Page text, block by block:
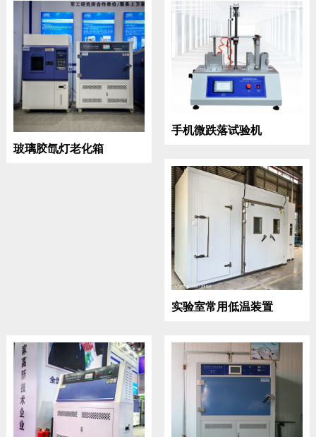
玻璃胶氙灯老化箱
手机微跌落试验机
实验室常用低温装置